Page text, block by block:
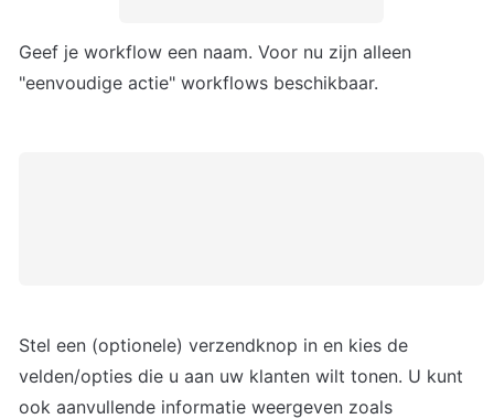
Geef je workflow een naam. Voor nu zijn alleen
"eenvoudige actie" workflows beschikbaar.
Stel een (optionele) verzendknop in en kies de
velden/opties die u aan uw klanten wilt tonen. U kunt
ook aanvullende informatie weergeven zoals